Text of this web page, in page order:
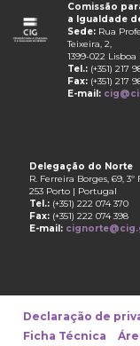
Comissão
a Igualdade
Sede: Rua
Teixeira, 2,
1399-022
Tel.: (+351) 217
Fax: (+351) 217
E-mail:
Delegação do Norte
R. Ferreira Borges, 69, 3º
253 Porto | Portugal
Tel.: (+351) 222 074 370
Fax: (+351) 222 074 398
E-mail:
Declaração de
Ficha Técnica